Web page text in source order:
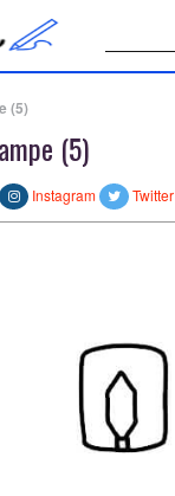
(5)
(5)
Instagram Twitter